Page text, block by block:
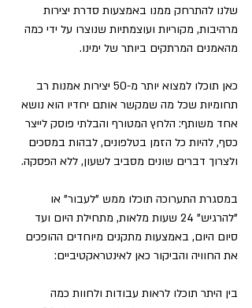
שלנו להתרחק ממנו באמצעות סדרת יצירות
מרהיבות, מקוריות ועוצמתיות שנוצרו על ידי כמה
מהאמנים המרתקים ביותר של ימינו.
כאן תוכלו למצוא יותר מ-50 יצירות אמנות רב
תחומיות שכל מה שמקשר אותם יחדיו הוא נושא
אחד משותף: הלחץ המטורף והבלתי פוסק לייצר
כסף, להיות כל הזמן בטלפונים, לבהות במסכים
ולצרוך דברים שונים מסביב לשעון, ללא הפסקה.
במסגרת התערוכה תוכלו ממש "לעבור" או
"להרגיש" 24 שעות מלאות, מתחילת היום ועד
סיום היום, באמצעות מתקנים מיוחדים ההופכים
את החוויה והביקור כאן לאינטראקטיביים:
בין היתר תוכלו לראות עבודות ולחוות כמה